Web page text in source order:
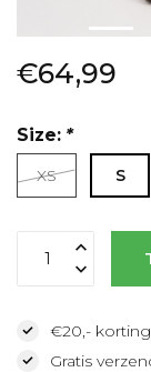
€64,99
Size: *
XS S
€20,-
Gratis